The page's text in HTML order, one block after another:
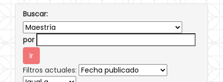
Buscar:
por
Filtros actuales: